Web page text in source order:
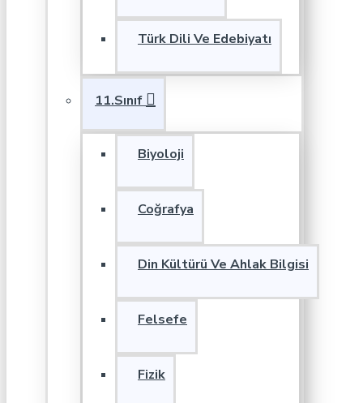
Türk Dili Ve Edebiyatı
11.Sınıf
Biyoloji
Coğrafya
Din Kültürü Ve Ahlak Bilgisi
Felsefe
Fizik